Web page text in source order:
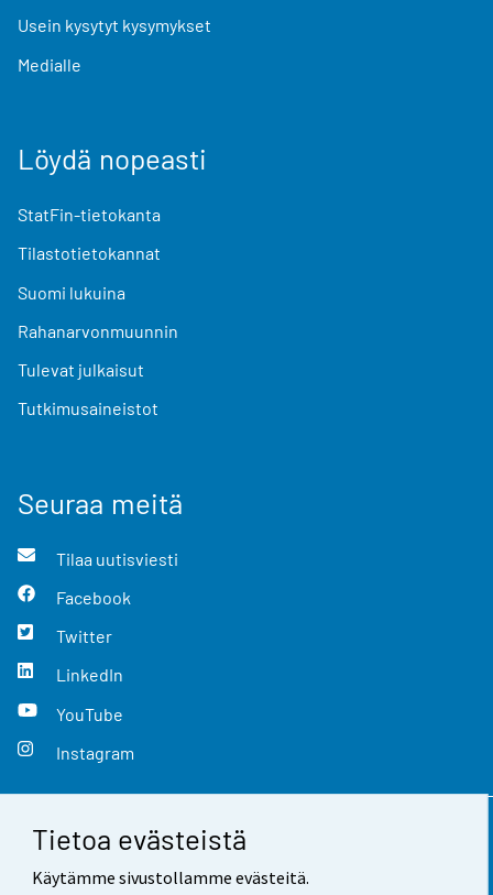
Tietoa evästeistä
Käytämme sivustollamme evästeitä.
Usein kysytyt kysymykset
Medialle
Löydä nopeasti
StatFin-tietokanta
Tilastotietokannat
Suomi lukuina
Rahanarvonmuunnin
Tulevat julkaisut
Tutkimusaineistot
Seuraa meitä
Tilaa uutisviesti
Facebook
Twitter
LinkedIn
YouTube
Instagram
Yhteystiedot
Palaute